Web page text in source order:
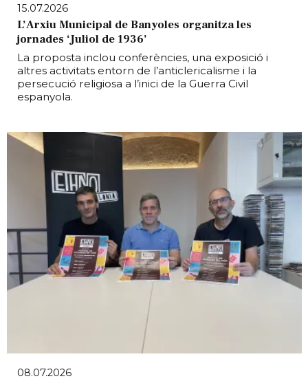
15.07.2026
L’Arxiu Municipal de Banyoles organitza les
jornades ‘Juliol de 1936’
La proposta inclou conferències, una exposició i
altres activitats entorn de l’anticlericalisme i la
persecució religiosa a l’inici de la Guerra Civil
espanyola.
08.07.2026